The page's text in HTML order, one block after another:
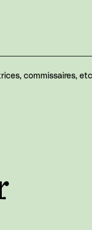
commissaires,